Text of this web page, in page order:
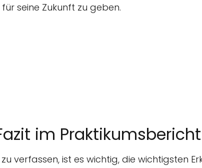
seine Zukunft zu geben.
im Praktikumsbericht
verfassen, ist es wichtig, die wichtigsten